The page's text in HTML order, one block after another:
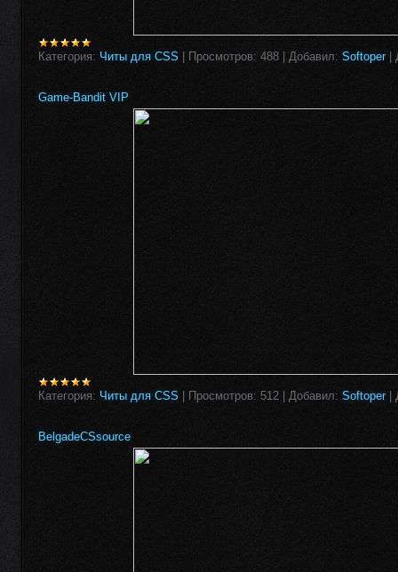
Категория: Читы для CSS Просмотров: 488 Добавил: Softoper
Game-Bandit VIP
Категория: Читы для CSS Просмотров: 512 Добавил: Softoper
BelgadeCSsource